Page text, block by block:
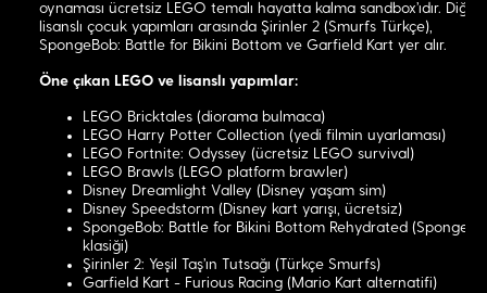
oynaması ücretsiz LEGO temalı hayatta kalma sandbox'ıdır. Diğer
lisanslı çocuk yapımları arasında Şirinler 2 (Smurfs Türkçe),
SpongeBob: Battle for Bikini Bottom ve Garfield Kart yer alır.
Öne çıkan LEGO ve lisanslı yapımlar:
LEGO Bricktales (diorama bulmaca)
LEGO Harry Potter Collection (yedi filmin uyarlaması)
LEGO Fortnite: Odyssey (ücretsiz LEGO survival)
LEGO Brawls (LEGO platform brawler)
Disney Dreamlight Valley (Disney yaşam sim)
Disney Speedstorm (Disney kart yarışı, ücretsiz)
SpongeBob: Battle for Bikini Bottom Rehydrated
klasiği)
Şirinler 2: Yeşil Taş'ın Tutsağı (Türkçe Smurfs)
Garfield Kart - Furious Racing (Mario Kart alternatifi)